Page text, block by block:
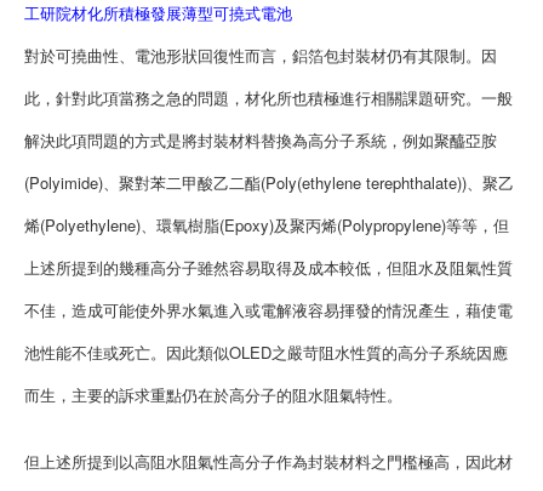
工研院材化所積極發展薄型可撓式電池
對於可撓曲性、電池形狀回復性而言，鋁箔包封裝材仍有其限制。因
此，針對此項當務之急的問題，材化所也積極進行相關課題研究。一般
解決此項問題的方式是將封裝材料替換為高分子系統，例如聚醯亞胺
(Polyimide)、聚對苯二甲酸乙二酯(Poly(ethylene terephthalate))、聚乙
烯(Polyethylene)、環氧樹脂(Epoxy)及聚丙烯(Polypropylene)等等，但
上述所提到的幾種高分子雖然容易取得及成本較低，但阻水及阻氣性質
不佳，造成可能使外界水氣進入或電解液容易揮發的情況產生，藉使電
池性能不佳或死亡。因此類似OLED之嚴苛阻水性質的高分子系統因應
而生，主要的訴求重點仍在於高分子的阻水阻氣特性。
但上述所提到以高阻水阻氣性高分子作為封裝材料之門檻極高，因此材